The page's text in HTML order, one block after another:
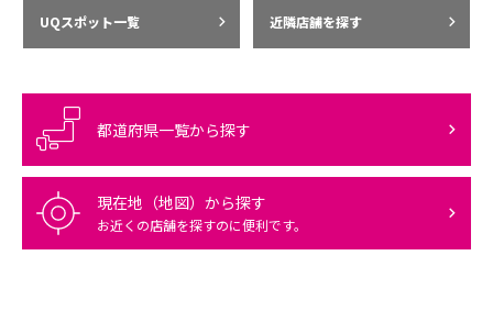
UQスポット一覧 近隣店舗を探す
都道府県一覧から探す
現在地（地図）から探す
お近くの店舗を探すのに便利です。